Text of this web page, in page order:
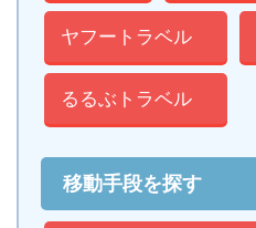
ヤフートラベル
るるぶトラベル
移動手段を探す